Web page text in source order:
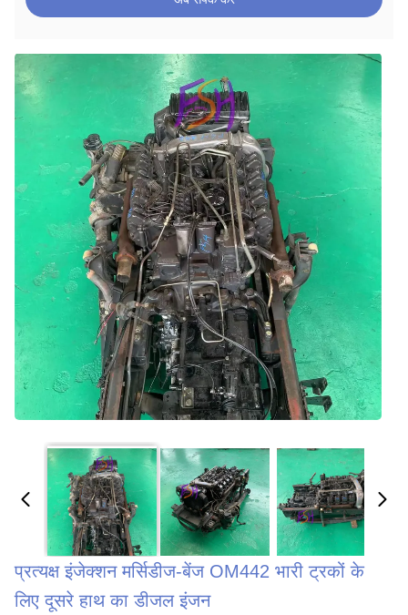
प्रत्यक्ष इंजेक्शन मर्सिडीज-बेंज OM442 भारी ट्रकों के
लिए दूसरे हाथ का डीजल इंजन